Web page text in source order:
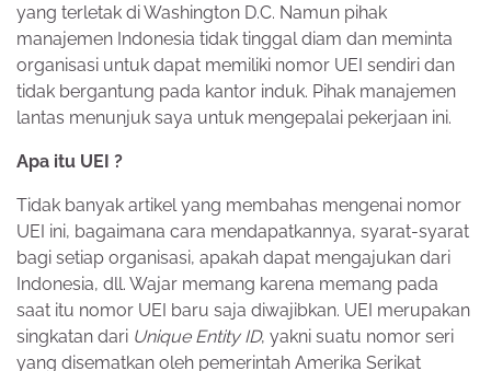
yang terletak di Washington D.C. Namun pihak
manajemen Indonesia tidak tinggal diam dan meminta
organisasi untuk dapat memiliki nomor UEI sendiri dan
tidak bergantung pada kantor induk. Pihak manajemen
lantas menunjuk saya untuk mengepalai pekerjaan ini.
Apa itu UEI ?
Tidak banyak artikel yang membahas mengenai nomor
UEI ini, bagaimana cara mendapatkannya, syarat-syarat
bagi setiap organisasi, apakah dapat mengajukan dari
Indonesia, dll. Wajar memang karena memang pada
saat itu nomor UEI baru saja diwajibkan. UEI merupakan
singkatan dari Unique Entity ID, yakni suatu nomor seri
yang disematkan oleh pemerintah Amerika Serikat